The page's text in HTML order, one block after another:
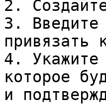
2.
3. Введите
привязать
4. Укажите
которое
и